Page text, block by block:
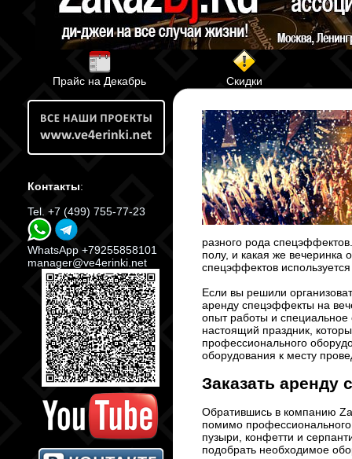
Прайс на Декабрь Скидки
Контакты:
Tel. +7 (499) 755-77-23
WhatsApp +79255858101
manager@ve4erinki.net
разного рода
полу, и какая же вечеринка
спецэффектов
Если вы решили
аренду спецэффекты на
опыт работы и специальное
настоящий праздник,
профессионального
оборудования к месту
Заказать аренду
Обратившись в компанию
помимо
пузыри, конфетти и
подобрать необходимое